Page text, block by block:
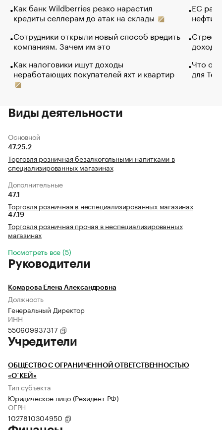
Как банк Wildberries резко нарастил
кредиты селлерам до атак на склады
Сотрудники открыли новый способ вредить
компаниям. Зачем им это
Как налоговики ищут доходы
неработающих покупателей яхт и квартир
ЕС
нефти
Что
для
Виды деятельности
Основной
47.25.2
Торговля розничная безалкогольными напитками в
специализированных магазинах
Дополнительные
47.1
Торговля розничная в неспециализированных магазинах
47.19
Торговля розничная прочая в неспециализированных
магазинах
Посмотреть все (5)
Руководители
Комарова Елена Александровна
Должность
Генеральный Директор
ИНН
550609937317
Учредители
ОБЩЕСТВО С ОГРАНИЧЕННОЙ ОТВЕТСТВЕННОСТЬЮ
«О`КЕЙ»
Тип субъекта
Юридическое лицо (Резидент РФ)
ОГРН
1027810304950